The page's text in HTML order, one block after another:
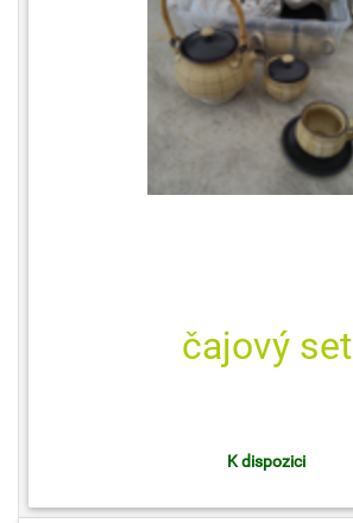
čajový set
K dispozici